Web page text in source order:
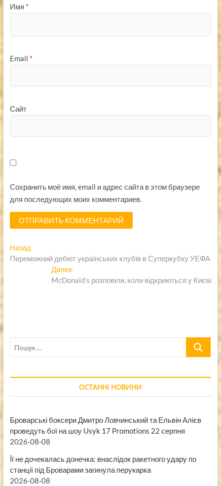
Имя *
Email *
Сайт
Сохранить моё имя, email и адрес сайта в этом браузере
для последующих моих комментариев.
Навигация
по
записям
НазадПредыдущая
запись:
Переможний дебют українських клубів в Суперкубку УЕФА
ДалееСледующая
запись:
McDonald’s розповіли, коли відкриються у Києві
Пошук
ОСТАННІ НОВИНИ
Броварські боксери Дмитро Ловчинський та Ельвін Алієв
проведуть бої на шоу Usyk 17 Promotions 22 серпня
2026-08-08
Її не дочекалась донечка: внаслідок ракетного удару по
станції під Броварами загинула перукарка
2026-08-08